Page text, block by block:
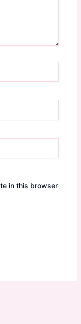
in this browser